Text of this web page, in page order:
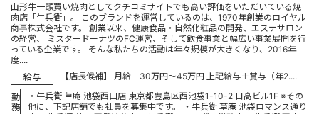
山形牛一頭買い焼肉としてクチコミサイトでも高い評価をいただいている焼
肉店「牛兵衛」。 このブランドを運営しているのは、1970年創業のロイヤル
商事株式会社です。 創業以来、健康食品・自然化粧品の開発、エステサロン
の経営、 ミスタードーナツのFC運営、そして飲食事業と幅広い事業展開を行
っている企業です。 そんな私たちの活動は年々規模が大きくなり、2016年
度....
給与
【店長候補】 月給 30万円～45万円 上記給与＋賞与（年2....
勤
務
・牛兵衛 草庵 池袋西口店 東京都豊島区西池袋1-10-2 日高ビル1F ※その
他に、下記店舗でも社員を募集中です。 ・牛兵衛 草庵 池袋ロマンス通り